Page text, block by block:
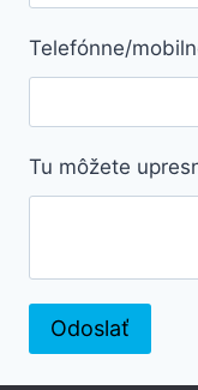
Telefónne/
Tu môžete
Odoslať